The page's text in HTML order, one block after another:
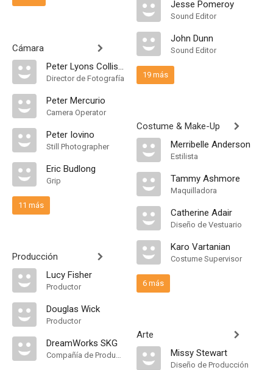
Cámara
Peter Lyons Collister
Director de Fotografía
Peter Mercurio
Camera Operator
Peter Iovino
Still Photographer
Eric Budlong
Grip
11 más
Producción
Lucy Fisher
Productor
Douglas Wick
Productor
DreamWorks SKG
Compañía de Produccion
Jesse Pomeroy
Sound Editor
John Dunn
Sound Editor
19 más
Costume & Make-Up
Merribelle Anderson
Estilista
Tammy Ashmore
Maquilladora
Catherine Adair
Diseño de Vestuario
Karo Vartanian
Costume Supervisor
6 más
Arte
Missy Stewart
Diseño de Producción